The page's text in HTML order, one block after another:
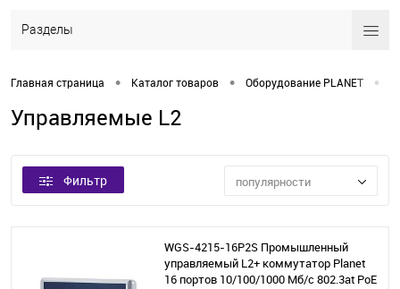
Разделы
Главная страница • Каталог товаров • Оборудование PLANET •
Управляемые L2
Фильтр популярности
WGS-4215-16P2S Промышленный
управляемый L2+ коммутатор Planet
16 портов 10/100/1000 Мб/с 802.3at PoE